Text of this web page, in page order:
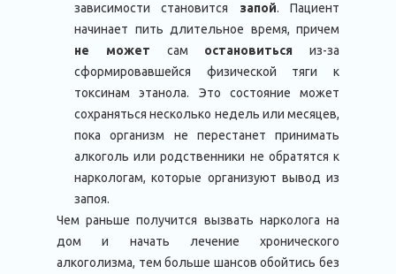
зависимости становится запой. Пациент
начинает пить длительное время, причем
не может сам остановиться из-за
сформировавшейся физической тяги к
токсинам этанола. Это состояние может
сохраняться несколько недель или месяцев,
пока организм не перестанет принимать
алкоголь или родственники не обратятся к
наркологам, которые организуют вывод из
запоя.
Чем раньше получится вызвать нарколога на
дом и начать лечение хронического
алкоголизма, тем больше шансов обойтись без